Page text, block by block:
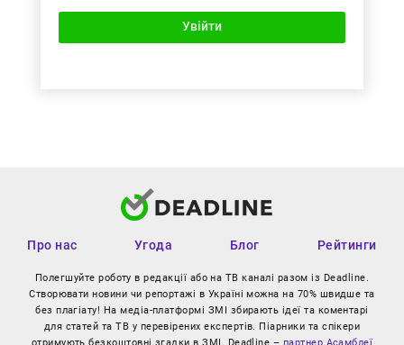
Увійти
Про нас Угода Блог Рейтинги
Полегшуйте роботу в редакції або на ТВ каналі разом із Deadline.
Створювати новини чи репортажі в Україні можна на 70% швидше та
без плагіату! На медіа-платформі ЗМІ збирають ідеї та коментарі
для статей та ТВ у перевірених експертів. Піарники та спікери